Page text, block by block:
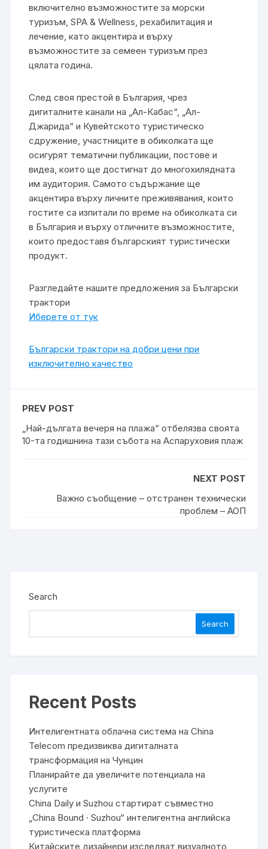
включително възможностите за морски
туризъм, SPA & Wellness, рехабилитация и
лечение, като акцентира и върху
възможностите за семеен туризъм през
цялата година.
След своя престой в България, чрез
дигиталните канали на „Ал-Кабас“, „Ал-
Джарида“ и Кувейтското туристическо
сдружение, участниците в обиколката ще
осигурят тематични публикации, постове и
видеа, които ще достигнат до многохилядната
им аудитория. Самото съдържание ще
акцентира върху личните преживявания, които
гостите са изпитали по време на обиколката си
в България и върху отличните възможностите,
които предоставя българският туристически
продукт.
Разгледайте нашите предложения за Български
трактори
Иберете от тук
Български трактори на добри цени при
изключително качество
PREV POST
„Най-дългата вечеря на плажа“ отбелязва своята
10-та годишнина тази събота на Аспаруховия плаж
NEXT POST
Важно съобщение – отстранен технически
проблем – АОП
Search
Search
Recent Posts
Интелигентната облачна система на China
Telecom предизвиква дигиталната
трансформация на Чунцин
Планирайте да увеличите потенциала на
услугите
China Daily и Suzhou стартират съвместно
„China Bound · Suzhou“ интелигентна английска
туристическа платформа
Китайските дизайнери изследват визуалното